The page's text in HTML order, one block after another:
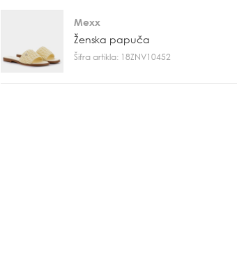
Mexx
Ženska papuča
Šifra artikla: 18ZNV10452